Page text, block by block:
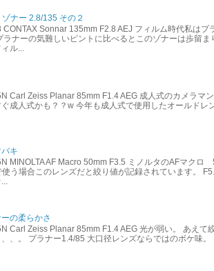
ナー 2.8/135 その２
CONTAX Sonnar 135mm F2.8 AEJ フィルム時代私は
ラナーの気難しいピントに比べるとこのゾナーは歩留
ル...
Carl Zeiss Planar 85mm F1.4 AEG 成人式のカメラマ
ぐ成人式かも？？w 今年も成人式で使用したオールドレ
キ
MINOLTA AF Macro 50mm F3.5 ミノルタのAFマクロ
使う場合このレンズだと絞り値が記録されています。
の柔らかさ
Carl Zeiss Planar 85mm F1.4 AEG 光が弱い。 あえて
、、。 プラナー1.4/85 大口径レンズならではのボケ味